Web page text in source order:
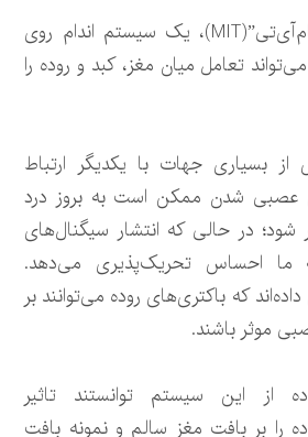
پژوهشگران دانشگاه “ام‌آی‌تی”(MIT)، یک سیستم اندام روی
می‌تواند تعامل میان مغز، کبد و روده را
بسیاری جهات با یکدیگر ارتباط
عصبی شدن ممکن است به بروز درد
در حالی که انتشار سیگنال‌های
ما احساس تحریک‌پذیری می‌دهد.
که باکتری‌های روده می‌توانند بر
موثر باشند.
از این سیستم توانستند تاثیر
را بر بافت مغز سالم و نمونه بافت